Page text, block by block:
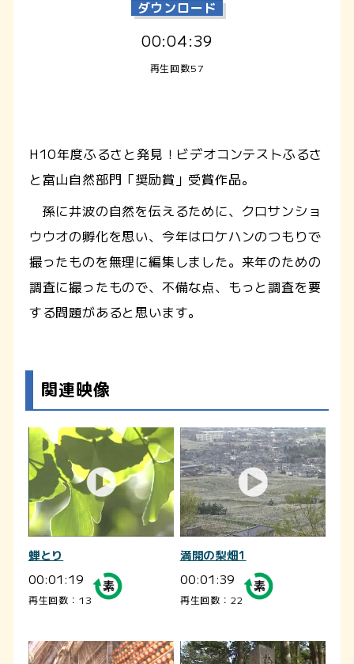
ダウンロード
00:04:39
再生回数57
H10年度ふるさと発見！ビデオコンテストふるさ
と富山自然部門「奨励賞」受賞作品。
孫に井波の自然を伝えるために、クロサンショ
ウウオの孵化を思い、今年はロケハンのつもりで
撮ったものを無理に編集しました。来年のための
調査に撮ったもので、不備な点、もっと調査を要
する問題があると思います。
関連映像
蝉とり
00:01:19
再生回数：13
満開の梨畑1
00:01:39
再生回数：22